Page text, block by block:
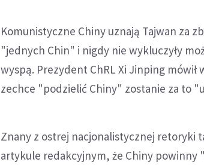
Komunistyczne Chiny uznają Tajwan za
"jednych Chin" i nigdy nie wykluczyły
wyspą. Prezydent ChRL Xi Jinping
zechce "podzielić Chiny" zostanie za to
Znany z ostrej nacjonalistycznej retoryki
artykule redakcyjnym, że Chiny